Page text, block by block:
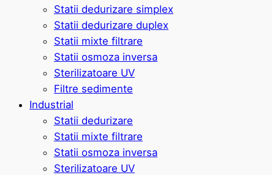
Statii dedurizare simplex
Statii dedurizare duplex
Statii mixte filtrare
Statii osmoza inversa
Sterilizatoare UV
Filtre sedimente
Industrial
Statii dedurizare
Statii mixte filtrare
Statii osmoza inversa
Sterilizatoare UV